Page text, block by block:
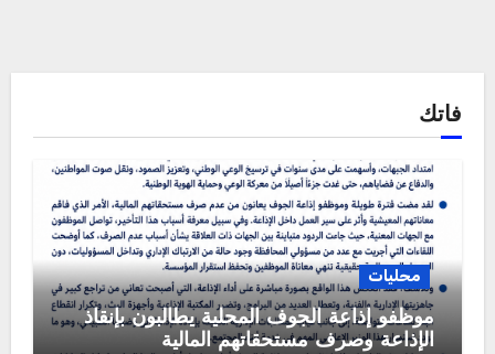
فاتك
محليات
موظفو إذاعة الجوف المحلية يطالبون بإنقاذ
الإذاعة وصرف مستحقاتهم المالية